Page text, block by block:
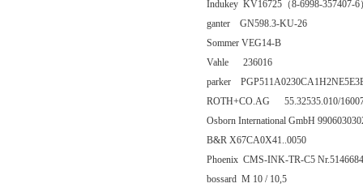
Indukey KV16725（8-6998-357407-6
ganter GN598.3-KU-26
Sommer VEG14-B
Vahle 236016
parker
ROTH+CO.AG 55.32535.010/
Osborn International GmbH
B&R X67CA0X41..0050
Phoenix CMS-INK-TR-C5 Nr.5146684
bossard M 10 / 10,5